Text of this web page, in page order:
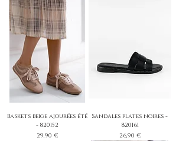
Baskets beige ajourées été
- 820152
Prix
29,90 €
Sandales plates noires -
820161
Prix
26,90 €